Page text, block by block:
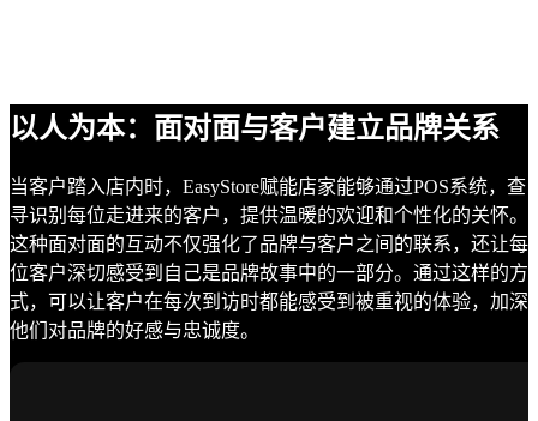
以人为本：面对面与客户建立品牌关系
当客户踏入店内时，EasyStore赋能店家能够通过POS系统，查
寻识别每位走进来的客户，提供温暖的欢迎和个性化的关怀。
这种面对面的互动不仅强化了品牌与客户之间的联系，还让每
位客户深切感受到自己是品牌故事中的一部分。通过这样的方
式，可以让客户在每次到访时都能感受到被重视的体验，加深
他们对品牌的好感与忠诚度。